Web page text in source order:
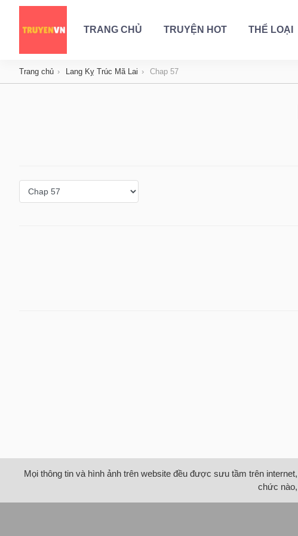
TRANG CHỦ TRUYỆN HOT THỂ LOẠI
Trang chủ Lang Kỵ Trúc Mã Lai Chap 57
Mọi thông tin và hình ảnh trên website đều được sưu tầm trên
chức